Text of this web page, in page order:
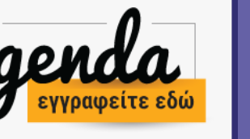
2026
ρέκβιεμ για την ήττα ενός